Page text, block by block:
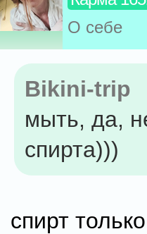
О себе
Bikini-trip
мыть, да,
спирта)))
спирт